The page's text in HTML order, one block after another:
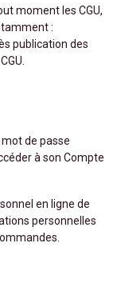
moment les CGU,
:
publication des
de passe
à son Compte
en ligne de
personnelles